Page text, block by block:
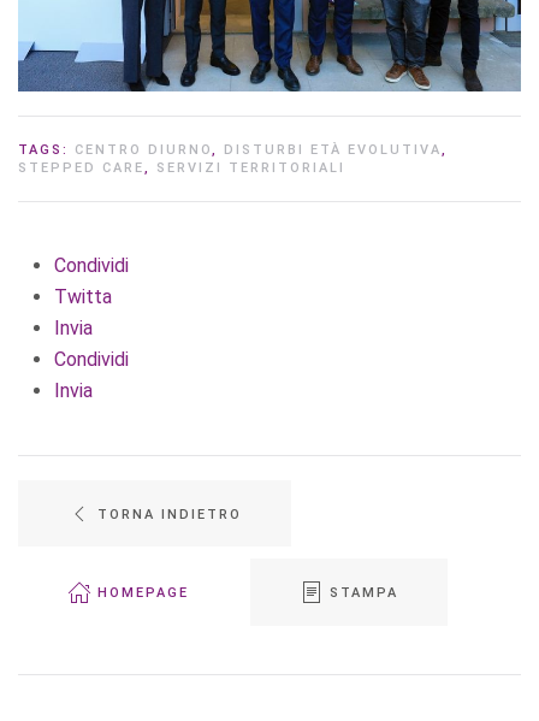
TAGS: CENTRO DIURNO, DISTURBI ETÀ EVOLUTIVA,
STEPPED CARE, SERVIZI TERRITORIALI
Condividi
Twitta
Invia
Condividi
Invia
TORNA INDIETRO
HOMEPAGE STAMPA